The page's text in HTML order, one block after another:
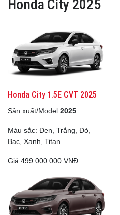
Honda City 2025
Honda City 1.5E CVT 2025
Sản xuất/Model:2025
Màu sắc: Đen, Trắng, Đỏ,
Bạc, Xanh, Titan
Giá:499.000.000 VNĐ